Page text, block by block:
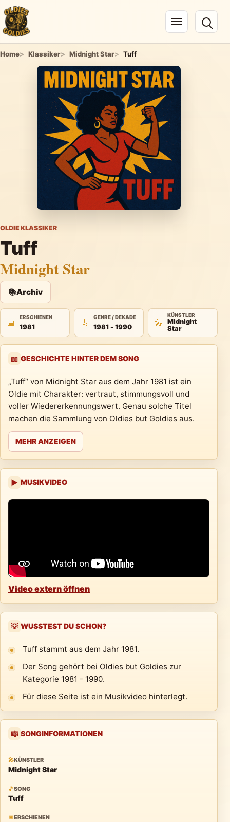
Navigation öffnen
Home Klassiker Midnight Star Tuff
OLDIE KLASSIKER
Tuff
Midnight Star
📚Archiv
📅
ERSCHIENEN
1981 🎸
GENRE / DEKADE
1981 - 1990 🎤
KÜNSTLER
Midnight
Star
📖 GESCHICHTE HINTER DEM SONG
„Tuff“ von Midnight Star aus dem Jahr 1981 ist ein
Oldie mit Charakter: vertraut, stimmungsvoll und
voller Wiedererkennungswert. Genau solche Titel
machen die Sammlung von Oldies but Goldies aus.
MEHR ANZEIGEN
▶ MUSIKVIDEO
Video extern öffnen
💡 WUSSTEST DU SCHON?
Tuff stammt aus dem Jahr 1981.
Der Song gehört bei Oldies but Goldies zur
Kategorie 1981 - 1990.
Für diese Seite ist ein Musikvideo hinterlegt.
🎼 SONGINFORMATIONEN
🎤KÜNSTLER
Midnight Star
🎵SONG
Tuff
📅ERSCHIENEN